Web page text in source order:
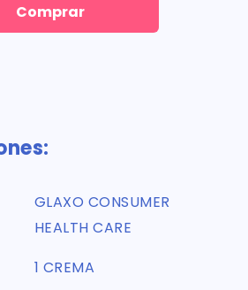
Comprar
GLAXO CONSUMER
HEALTH CARE
1 CREMA